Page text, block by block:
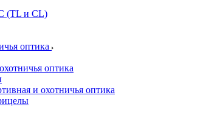
(TL и CL)
оптика
оптика
и охотничья оптика